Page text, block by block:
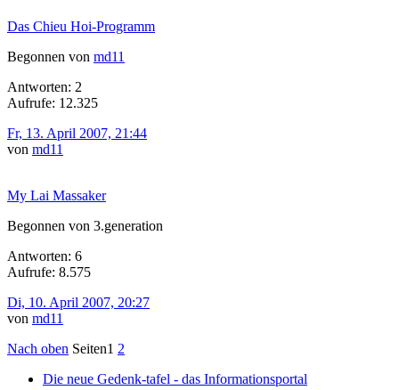
Das Chieu Hoi-Programm
Begonnen von md11
Antworten: 2
Aufrufe: 12.325
Fr, 13. April 2007, 21:44
von md11
My Lai Massaker
Begonnen von 3.generation
Antworten: 6
Aufrufe: 8.575
Di, 10. April 2007, 20:27
von md11
Nach oben Seiten1 2
Die neue Gedenk-tafel - das Informationsportal